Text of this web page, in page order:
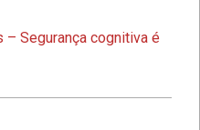
– Segurança cognitiva é
Mundos Forense e